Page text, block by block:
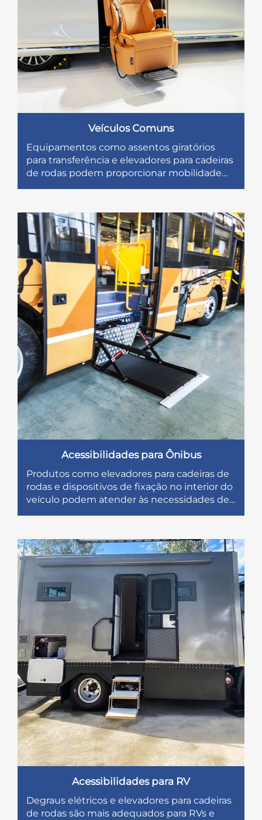
Veículos Comuns
Equipamentos como assentos giratórios
para transferência e elevadores para cadeiras
de rodas podem proporcionar mobilidade
Acessibilidades para Ônibus
Produtos como elevadores para cadeiras de
rodas e dispositivos de fixação no interior do
veículo podem atender às necessidades de
Acessibilidades para RV
Degraus elétricos e elevadores para cadeiras
de rodas são mais adequados para RVs e